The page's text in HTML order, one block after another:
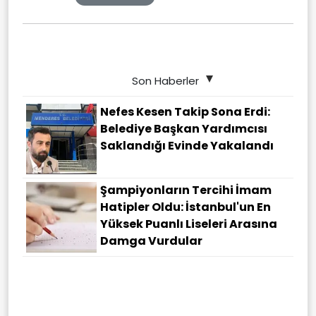
Son Haberler
Nefes Kesen Takip Sona Erdi:
Belediye Başkan Yardımcısı
Saklandığı Evinde Yakalandı
Şampiyonların Tercihi İmam
Hatipler Oldu: İstanbul'un En
Yüksek Puanlı Liseleri Arasına
Damga Vurdular